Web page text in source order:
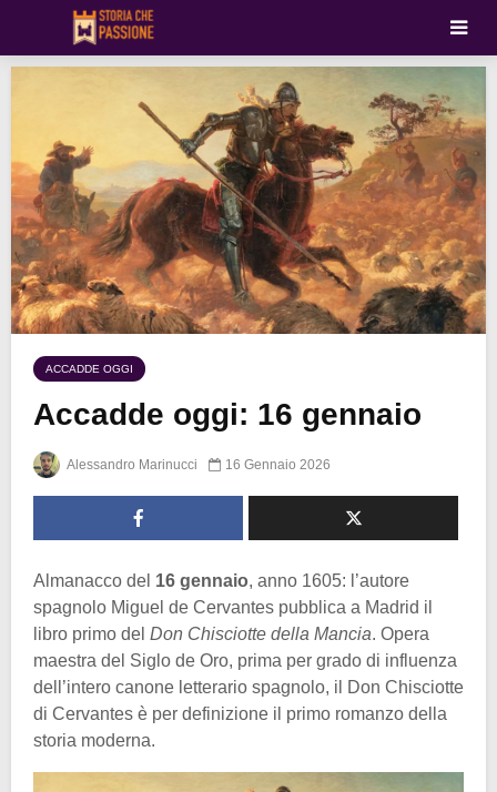
ACCADDE OGGI
Accadde oggi: 16 gennaio
Alessandro Marinucci 16 Gennaio 2026
Almanacco del 16 gennaio, anno 1605: l’autore
spagnolo Miguel de Cervantes pubblica a Madrid il
libro primo del Don Chisciotte della Mancia. Opera
maestra del Siglo de Oro, prima per grado di influenza
dell’intero canone letterario spagnolo, il Don Chisciotte
di Cervantes è per definizione il primo romanzo della
storia moderna.